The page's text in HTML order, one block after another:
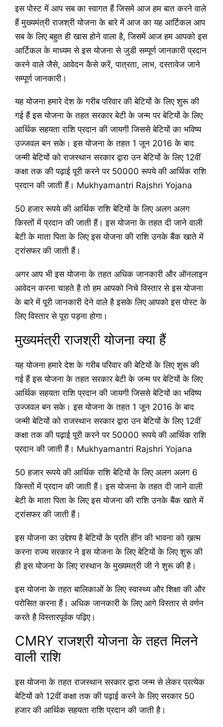
इस पोस्ट में आप सब का स्वागत हैं जिसमे आज हम बात करने वाले
हैं मुख्यमंत्री राजश्री योजना के बारे में आज का यह आर्टिकल आप
सब के लिए बहुत ही खास होने वाला है, जिसमें आज हम आपको इस
आर्टिकल के माध्यम से इस योजना से जुडी सम्पूर्ण जानकारी प्रदान
करने वाले जैसे, आवेदन कैसे करें, पात्रता, लाभ, दस्तावेज जाने
सम्पूर्ण जानकारी।
यह योजना हमारे देश के गरीब परिवार की बेटियों के लिए शुरू की
गई हैं इस योजना के तहत सरकार बेटी के जन्म पर बेटियों के लिए
आर्थिक सहयता राशि प्रदान की जायगी जिससे बेटियों का भविष्य
उज्जवल बन सके। इस योजना के तहत 1 जून 2016 के बाद
जन्मी बेटियों को राजस्थान सरकार द्वारा उन बेटियों के लिए 12वीं
कक्षा तक की पढ़ाई पूरी करने पर 50000 रूपये की आर्थिक राशि
प्रदान की जाती हैं। Mukhyamantri Rajshri Yojana
50 हजार रूपये की आर्थिक राशि बेटियों के लिए अलग अलग
किस्तों में प्रदान की जाती हैं। इस योजना के तहत दी जाने वाली
बेटी के माता पिता के लिए इस योजना की राशि उनके बैंक खाते में
ट्रांसफर की जाती हैं।
अगर आप भी इस योजना के तहत अधिक जानकारी और ऑनलाइन
आवेदन करना चाहते है तो हम आपको निचे विस्तार से इस योजना
के बारे में पूरी जानकारी देने वाले है इसके लिए आपको इस पोस्ट के
लिए विस्तार से पूरा पड़ना होगा।
मुख्यमंत्री राजश्री योजना क्या हैं
यह योजना हमारे देश के गरीब परिवार की बेटियों के लिए शुरू की
गई हैं इस योजना के तहत सरकार बेटी के जन्म पर बेटियों के लिए
आर्थिक सहयता राशि प्रदान की जायगी जिससे बेटियों का भविष्य
उज्जवल बन सके। इस योजना के तहत 1 जून 2016 के बाद
जन्मी बेटियों को राजस्थान सरकार द्वारा उन बेटियों के लिए 12वीं
कक्षा तक की पढ़ाई पूरी करने पर 50000 रूपये की आर्थिक राशि
प्रदान की जाती हैं। Mukhyamantri Rajshri Yojana
50 हजार रूपये की आर्थिक राशि बेटियों के लिए अलग अलग 6
किस्तों में प्रदान की जाती हैं। इस योजना के तहत दी जाने वाली
बेटी के माता पिता के लिए इस योजना की राशि उनके बैंक खाते में
ट्रांसफर की जाती हैं।
इस योजना का उद्देश्य है बेटियों के प्रति हींन की भावना को ख़त्म
करना राज्य सरकार ने इस योजना के लिए बेटियों के लिए शुरू की
ही इस योजना के लिए रास्थान के मुख्यमत्री जी ने शुरू की है।
इस योजना के तहत बालिकाओं के लिए स्वास्थ्य और शिक्षा की और
परोसित करना हैं। अधिक जानकारी के लिए आगे विस्तार से वर्णन
करते है विस्तारपूर्वक पढ़िए।
CMRY राजश्री योजना के तहत मिलने
वाली राशि
इस योजना के तहत राजस्थान सरकार द्वारा जन्म से लेकर प्रत्येक
बेटियों को 12वीं कक्षा तक की पढ़ाई करने के लिए सरकार 50
हजार की आर्थिक सहयता राशि प्रदान की जाती है।